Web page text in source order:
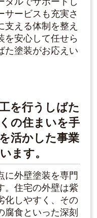
サービスも充実さ
える体制を整え
を安心して任せら
た塗装がお応えい
を行うしばた
の住まいを手
活かした事業
ます。
に外壁塗装を専門
。住宅の外壁は紫
化しやすく、その
腐食といった深刻